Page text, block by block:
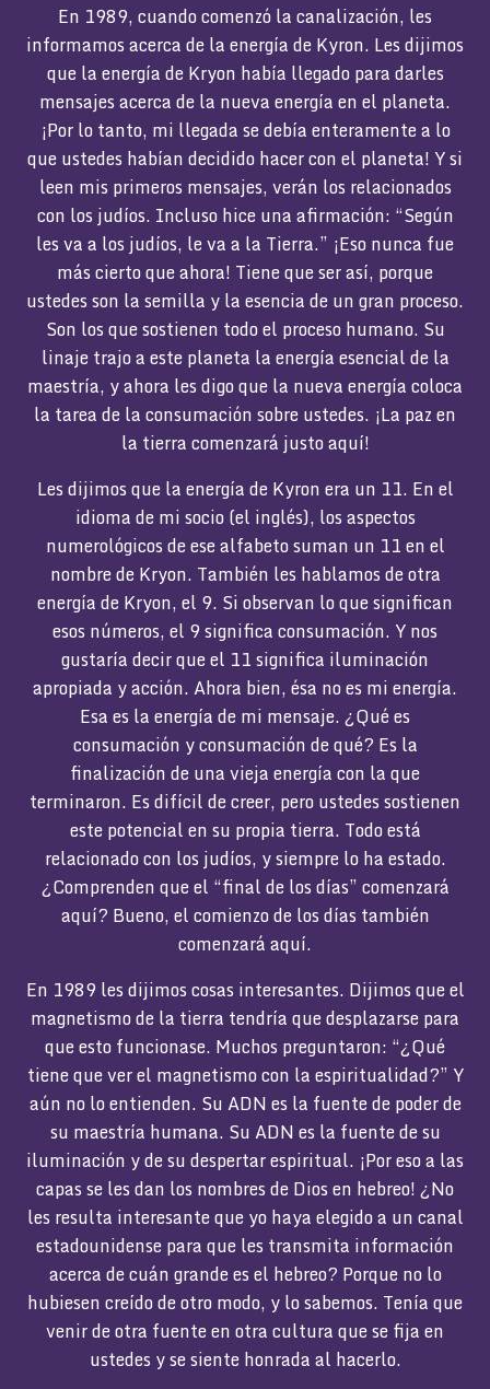
En 1989, cuando comenzó la canalización, les
informamos acerca de la energía de Kyron. Les dijimos
que la energía de Kryon había llegado para darles
mensajes acerca de la nueva energía en el planeta.
¡Por lo tanto, mi llegada se debía enteramente a lo
que ustedes habían decidido hacer con el planeta! Y si
leen mis primeros mensajes, verán los relacionados
con los judíos. Incluso hice una afirmación: “Según
les va a los judíos, le va a la Tierra.” ¡Eso nunca fue
más cierto que ahora! Tiene que ser así, porque
ustedes son la semilla y la esencia de un gran proceso.
Son los que sostienen todo el proceso humano. Su
linaje trajo a este planeta la energía esencial de la
maestría, y ahora les digo que la nueva energía coloca
la tarea de la consumación sobre ustedes. ¡La paz en
la tierra comenzará justo aquí!
Les dijimos que la energía de Kyron era un 11. En el
idioma de mi socio (el inglés), los aspectos
numerológicos de ese alfabeto suman un 11 en el
nombre de Kryon. También les hablamos de otra
energía de Kryon, el 9. Si observan lo que significan
esos números, el 9 significa consumación. Y nos
gustaría decir que el 11 significa iluminación
apropiada y acción. Ahora bien, ésa no es mi energía.
Esa es la energía de mi mensaje. ¿Qué es
consumación y consumación de qué? Es la
finalización de una vieja energía con la que
terminaron. Es difícil de creer, pero ustedes sostienen
este potencial en su propia tierra. Todo está
relacionado con los judíos, y siempre lo ha estado.
¿Comprenden que el “final de los días” comenzará
aquí? Bueno, el comienzo de los días también
comenzará aquí.
En 1989 les dijimos cosas interesantes. Dijimos que el
magnetismo de la tierra tendría que desplazarse para
que esto funcionase. Muchos preguntaron: “¿Qué
tiene que ver el magnetismo con la espiritualidad?” Y
aún no lo entienden. Su ADN es la fuente de poder de
su maestría humana. Su ADN es la fuente de su
iluminación y de su despertar espiritual. ¡Por eso a las
capas se les dan los nombres de Dios en hebreo! ¿No
les resulta interesante que yo haya elegido a un canal
estadounidense para que les transmita información
acerca de cuán grande es el hebreo? Porque no lo
hubiesen creído de otro modo, y lo sabemos. Tenía que
venir de otra fuente en otra cultura que se fija en
ustedes y se siente honrada al hacerlo.